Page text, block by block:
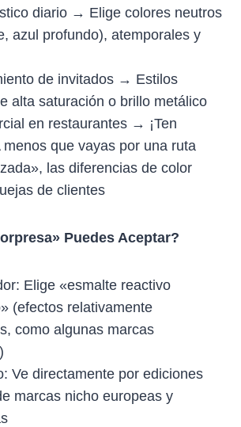
diario → Elige colores neutros
azul profundo), atemporales y
de invitados → Estilos
alta saturación o brillo metálico
en restaurantes → ¡Ten
menos que vayas por una ruta
las diferencias de color
de clientes
Puedes Aceptar?
Elige «esmalte reactivo
(efectos relativamente
como algunas marcas
Ve directamente por ediciones
marcas nicho europeas y